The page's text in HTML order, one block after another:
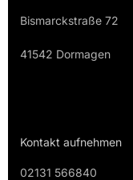
Bismarckstraße 72
41542 Dormagen
Kontakt aufnehmen
02131 566840